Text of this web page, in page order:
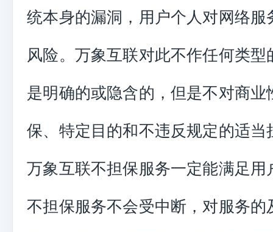
统本身的漏洞，用户个人对网络服
风险。万象互联对此不作任何类型
是明确的或隐含的，但是不对商业
保、特定目的和不违反规定的适当
万象互联不担保服务一定能满足用
不担保服务不会受中断，对服务的